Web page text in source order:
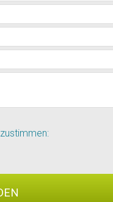
zustimmen: